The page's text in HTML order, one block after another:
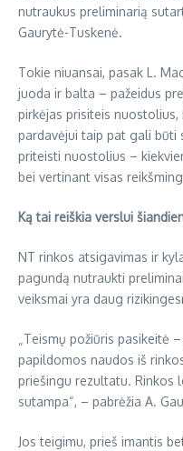
nutraukus preliminarią
Gaurytė-Tuskenė.
Tokie niuansai, pasak L.
juoda ir balta – pažeidus
pirkėjas prisiteis
pardavėjui taip pat gali būti
priteisti nuostolius –
bei vertinant visas
Ką tai reiškia verslui
NT rinkos atsigavimas ir
pagundą nutraukti
veiksmai yra daug
„Teismų požiūris pasikeitė
papildomos naudos iš
priešingu rezultatu. Rinkos
sutampa“, – pabrėžia A.
Jos teigimu, prieš imantis